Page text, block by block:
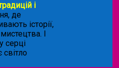
і
де
історії,
І
серці